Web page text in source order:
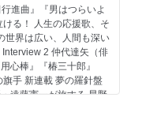
いか？
をめぐる旅。 告知
進曲』『男はつらいよ
る！ 人生の応援歌、そ
世界は広い、人間も深い
2 仲代達矢（俳
心棒』『椿三十郎』
旗手 新連載 夢の羅針盤
遠藤憲一が旅する 星野